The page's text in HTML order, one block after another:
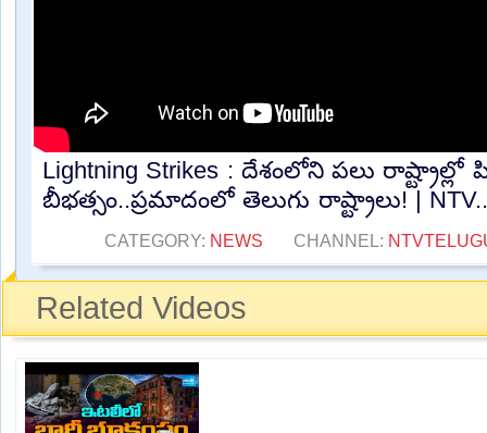
Lightning Strikes : దేశంలోని పలు రాష్ట్రాల్లో
బీభత్సం..ప్రమాదంలో తెలుగు రాష్ట్రాలు! |
CATEGORY: NEWS CHANNEL:
Related Videos